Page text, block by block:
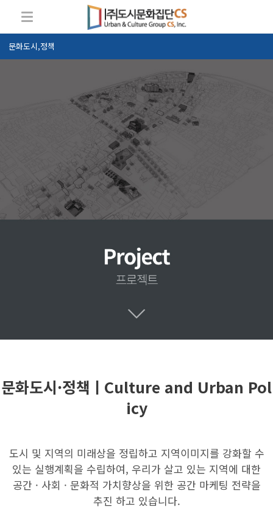
문화도시,정책
문화도시·정책ㅣCulture and Urban Pol
icy
도시 및 지역의 미래상을 정립하고 지역이미지를 강화할 수
있는 실행계획을 수립하여, 우리가 살고 있는 지역에 대한
공간 · 사회 · 문화적 가치향상을 위한 공간 마케팅 전략을
추진 하고 있습니다.